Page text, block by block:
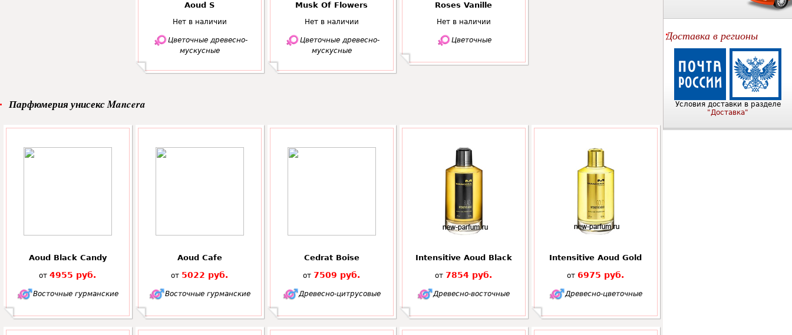
Aoud S
Нет в наличии
Цветочные древесно-
мускусные
Musk Of Flowers
Нет в наличии
Цветочные древесно-
мускусные
Roses Vanille
Нет в наличии
Цветочные
Парфюмерия унисекс Mancera
Aoud Black Candy
от 4955 руб.
Восточные гурманские
Aoud Cafe
от 5022 руб.
Восточные гурманские
Cedrat Boise
от 7509 руб.
Древесно-цитрусовые
Intensitive Aoud Black
от 7854 руб.
Древесно-восточные
Intensitive Aoud Gold
от 6975 руб.
Древесно-цветочные
Доставка в регионы
Условия доставки в разделе
"Доставка"